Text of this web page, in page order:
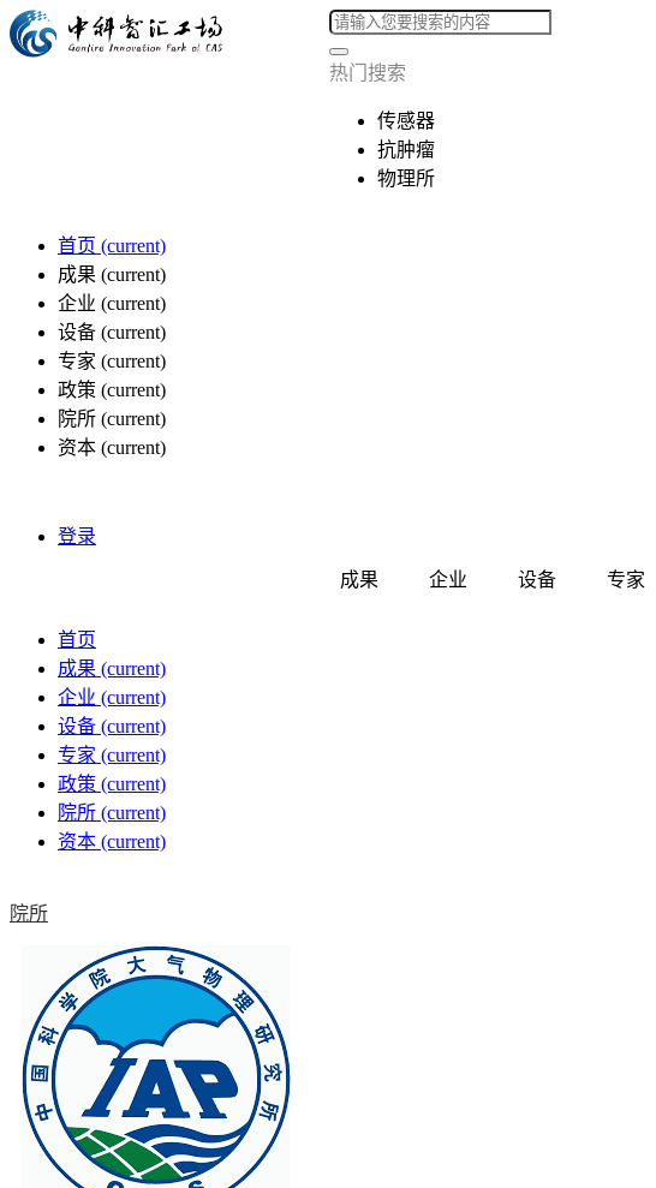
热门搜索
传感器
抗肿瘤
物理所
首页 (current)
成果 (current)
企业 (current)
设备 (current)
专家 (current)
政策 (current)
院所 (current)
资本 (current)
登录
成果 企业 设备 专家
首页
成果 (current)
企业 (current)
设备 (current)
专家 (current)
政策 (current)
院所 (current)
资本 (current)
院所